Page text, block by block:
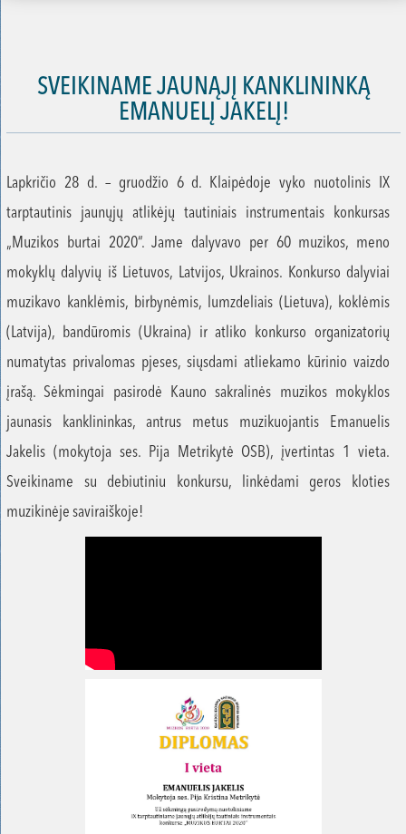
SVEIKINAME JAUNĄJĮ KANKLININKĄ
EMANUELĮ JAKELĮ!
Lapkričio 28 d. – gruodžio 6 d. Klaipėdoje vyko nuotolinis IX
tarptautinis jaunųjų atlikėjų tautiniais instrumentais konkursas
„Muzikos burtai 2020“. Jame dalyvavo per 60 muzikos, meno
mokyklų dalyvių iš Lietuvos, Latvijos, Ukrainos. Konkurso dalyviai
muzikavo kanklėmis, birbynėmis, lumzdeliais (Lietuva), koklėmis
(Latvija), bandūromis (Ukraina) ir atliko konkurso organizatorių
numatytas privalomas pjeses, siųsdami atliekamo kūrinio vaizdo
įrašą. Sėkmingai pasirodė Kauno sakralinės muzikos mokyklos
jaunasis kanklininkas, antrus metus muzikuojantis Emanuelis
Jakelis (mokytoja ses. Pija Metrikytė OSB), įvertintas 1 vieta.
Sveikiname su debiutiniu konkursu, linkėdami geros kloties
muzikinėje saviraiškoje!